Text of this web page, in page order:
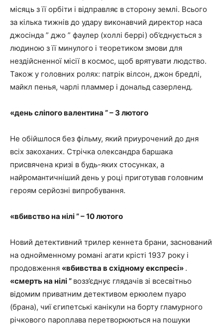
місяць з її орбіти і відправляє в сторону землі. Всього
за кілька тижнів до удару виконавчий директор наса
джосінда ” джо ” фаулер (холлі беррі) об’єднується з
людиною з її минулого і теоретиком змови для
нездійсненної місії в космос, щоб врятувати людство.
Також у головних ролях: патрік вілсон, джон бредлі,
майкл пенья, чарлі пламмер і дональд сазерленд.
«день сліпого валентина ” – 3 лютого
Не обійшлося без фільму, який приурочений до дня
всіх закоханих. Стрічка олександра баршака
присвячена кризі в будь-яких стосунках, а
найромантичніший день у році приготував головним
героям серйозні випробування.
«вбивство на нілі ” – 10 лютого
Новий детективний трилер кеннета брани, заснований
на однойменному романі агати крісті 1937 року і
продовження «вбивства в східному експресі» .
«смерть на нілі ” возз’єднує глядачів зі всесвітньо
відомим приватним детективом еркюлем пуаро
(брана), чиї єгипетські канікули на борту гламурного
річкового пароплава перетворюються на пошуки